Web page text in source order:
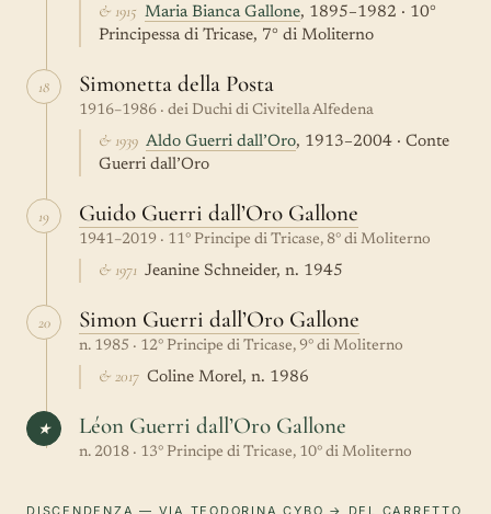
& 1915 Maria Bianca Gallone, 1895–1982 · 10°
Principessa di Tricase, 7° di Moliterno
18 Simonetta della Posta
1916–1986 · dei Duchi di Civitella Alfedena
& 1939 Aldo Guerri dall’Oro, 1913–2004 · Conte
Guerri dall’Oro
19 Guido Guerri dall’Oro Gallone
1941–2019 · 11° Principe di Tricase, 8° di Moliterno
& 1971 Jeanine Schneider, n. 1945
20 Simon Guerri dall’Oro Gallone
n. 1985 · 12° Principe di Tricase, 9° di Moliterno
& 2017 Coline Morel, n. 1986
★ Léon Guerri dall’Oro Gallone
n. 2018 · 13° Principe di Tricase, 10° di Moliterno